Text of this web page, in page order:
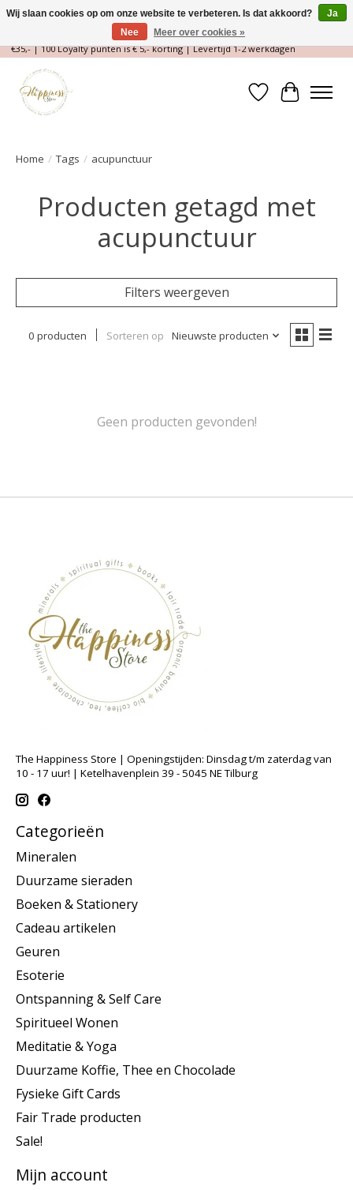
Magische Conceptstore, Edelstenen & Spirituele winkel | Gratis verzending >
€35,- | 100 Loyalty punten is € 5,- korting | Levertijd 1-2 werkdagen
Verlanglijst
Home / Tags / acupunctuur
Producten getagd met
acupunctuur
Filters weergeven
0 producten Sorteren op Nieuwste producten
Geen producten gevonden!
The Happiness Store | Openingstijden: Dinsdag t/m zaterdag van
10 - 17 uur! | Ketelhavenplein 39 - 5045 NE Tilburg
Categorieën
Mineralen
Duurzame sieraden
Boeken & Stationery
Cadeau artikelen
Geuren
Esoterie
Ontspanning & Self Care
Spiritueel Wonen
Meditatie & Yoga
Duurzame Koffie, Thee en Chocolade
Fysieke Gift Cards
Fair Trade producten
Sale!
Mijn account
Wij slaan cookies op om onze website te verbeteren. Is dat akkoord?
Ja
Nee
Meer over cookies »